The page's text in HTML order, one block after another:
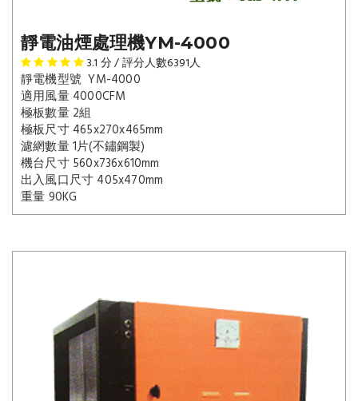
靜電油煙處理機YM-4000
3.1 分 / 評分人數6391人
靜電機型號 YM-4000
適用風量 4000CFM
極板數量 2組
極板尺寸 465x270x465mm
濾網數量1片(不鏽鋼製)
機台尺寸 560x736x610mm
出入風口尺寸 405x470mm
重量 90KG